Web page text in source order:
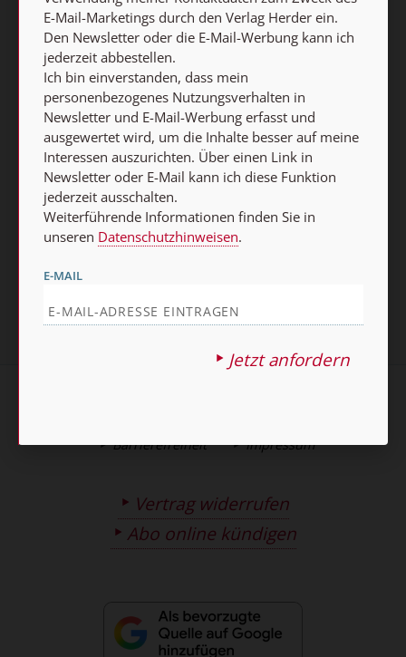
Nutzungsverhalten in Newsletter und E-Mail-Werbung
erfasst und ausgewertet wird, um die Inhalte besser auf
meine Interessen auszurichten. Über einen Link in
Newsletter oder E-Mail kann ich diese Funktion jederzeit
ausschalten.
Weiterführende Informationen finden Sie in unseren
Datenschutzhinweisen.
E-MAIL
Barrierefreiheit Impressum
Vertrag widerrufen
Abo online kündigen
E-Mail-Marketings durch den Verlag Herder ein.
Den Newsletter oder die E-Mail-Werbung kann ich
jederzeit abbestellen.
Ich bin einverstanden, dass mein
personenbezogenes Nutzungsverhalten in
Newsletter und E-Mail-Werbung erfasst und
ausgewertet wird, um die Inhalte besser auf meine
Interessen auszurichten. Über einen Link in
Newsletter oder E-Mail kann ich diese Funktion
jederzeit ausschalten.
Weiterführende Informationen finden Sie in
unseren Datenschutzhinweisen.
E-MAIL
Jetzt anfordern